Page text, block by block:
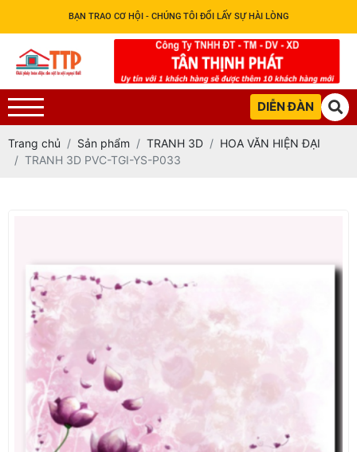
BẠN TRAO CƠ HỘI - CHÚNG TÔI ĐỔI LẤY SỰ HÀI LÒNG
DIỄN ĐÀN
Trang chủ Sản phẩm TRANH 3D
HOA VĂN HIỆN ĐẠI
TRANH 3D PVC-TGI-YS-P033